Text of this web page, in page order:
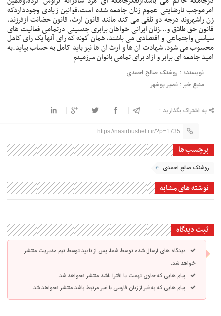
امرموجب نارضایتی عموم زنان جامعه شده است،قوانین زیادی وجودداردکه
زن راشهروند درجه دو تلقی می کند مانند قانون ارث، قانون حضانت ازفرزند،
قانون حق طلاق و…زنان ایرانی خواهان برابری جنسیتی درتمامی فعالیت های
سیاسی واجتماعی و اقتصادی می باشند، همان گونه که رای آنها یک رای کامل
محسوب می شود، شهادت ان ها و ارث ان ها نیز باید کامل به حساب بیاید.به
امید جامعه ای برابر و ازاد برای تمامی بانوان سرزمینم
نویسنده : روشنک صالح احمدی
منبع خبر : نصیر بوشهر
به اشتراک بگذارید :
https://nasirbushehr.ir/?p=1735
برچسب ها
روشنک صالح احمدی
نوشته های مشابه
ثبت دیدگاه
دیدگاه های ارسال شده توسط شما، پس از تایید توسط تیم مدیریت منتشر
خواهد شد.
پیام هایی که حاوی تهمت یا افترا باشد منتشر نخواهد شد.
پیام هایی که به غیر از زبان فارسی یا غیر مرتبط باشد منتشر نخواهد شد.